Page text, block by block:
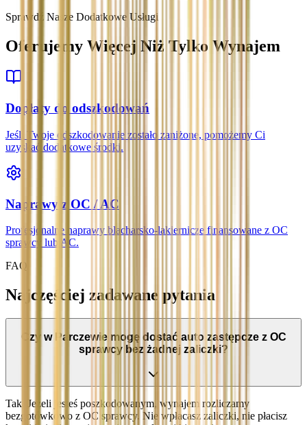
Sprawdź Nasze Dodatkowe Usługi
Oferujemy Więcej Niż Tylko Wynajem
Dopłaty do odszkodowań
Jeśli Twoje odszkodowanie zostało zaniżone, pomożemy Ci
uzyskać dodatkowe środki.
Naprawy z OC / AC
Profesjonalne naprawy blacharsko-lakiernicze finansowane z OC
sprawcy lub AC.
FAQ
Najczęściej zadawane pytania
Czy w Parczewie mogę dostać auto zastępcze z OC
sprawcy bez żadnej zaliczki?
Tak. Jeżeli jesteś poszkodowanym, wynajem rozliczamy
bezgotówkowo z OC sprawcy. Nie wpłacasz zaliczki, nie płacisz